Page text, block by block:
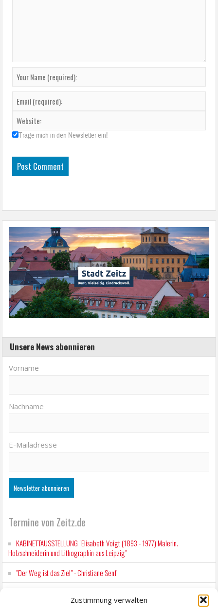
Zustimmung verwalten
Trage mich in den Newsletter ein!
Unsere News abonnieren
Vorname
Nachname
E-Mailadresse
Termine von Zeitz.de
KABINETTAUSSTELLUNG "Elisabeth Voigt (1893 - 1977) Malerin.
Holzschneiderin und Lithographin aus Leipzig"
"Der Weg ist das Ziel" - Christiane Senf